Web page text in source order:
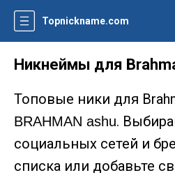
Topnickname.com
Никнеймы для
Топовые ники для
BRAHMAN ashu.
социальных сетей и
списка или добавьте